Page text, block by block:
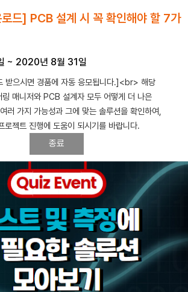
드] PCB 설계 시 꼭 확인해야 할 7가
~ 2020년 8월 31일
받으시면 경품에 자동 응모됩니다.]<br> 해당
링 매니저와 PCB 설계자 모두 어떻게 더 나은
러 가지 가능성과 그에 맞는 솔루션을 확인하여,
로젝트 진행에 도움이 되시기를 바랍니다.
종료